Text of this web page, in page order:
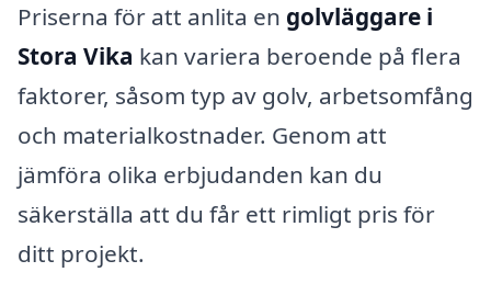
Priserna för att anlita en golvläggare i
Stora Vika kan variera beroende på flera
faktorer, såsom typ av golv, arbetsomfång
och materialkostnader. Genom att
jämföra olika erbjudanden kan du
säkerställa att du får ett rimligt pris för
ditt projekt.